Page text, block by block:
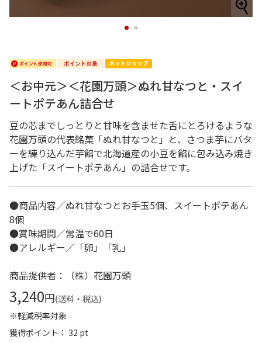
1 2
＜お中元＞＜花園万頭＞ぬれ甘なつと・スイ
ートポテあん詰合せ
豆の芯までしっとりと甘味を含ませた舌にとろけるような
花園万頭の代表銘菓「ぬれ甘なつと」と、さつま芋にバタ
ーを練り込んだ芋餡で北海道産の小豆を餡に包み込み焼き
上げた「スイートポテあん」の詰合せです。
●商品内容／ぬれ甘なつとお手玉5個、スイートポテあん
8個
●賞味期間／常温で60日
●アレルギー／「卵」「乳」
商品提供者：（株）花園万頭
3,240円(送料・税込)
※軽減税率対象
獲得ポイント： 32 pt